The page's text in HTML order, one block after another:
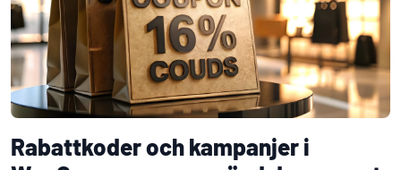
Rabattkoder och kampanjer i